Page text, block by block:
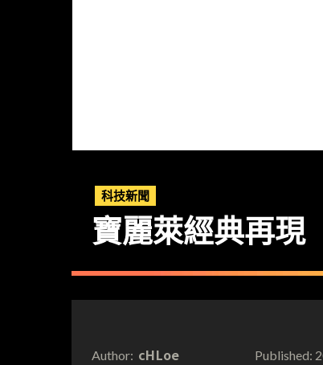
科技新聞
寶麗萊經典再
Author: cHLoe Published: